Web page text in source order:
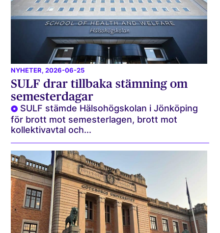
NYHETER, 2026-06-25
SULF drar tillbaka stämning om
semesterdagar
SULF stämde Hälsohögskolan i Jönköping
för brott mot semesterlagen, brott mot
kollektivavtal och...